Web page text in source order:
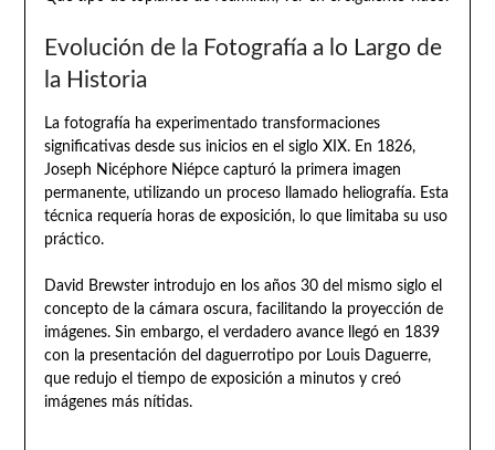
Evolución de la Fotografía a lo Largo de
la Historia
La fotografía ha experimentado transformaciones
significativas desde sus inicios en el siglo XIX. En 1826,
Joseph Nicéphore Niépce capturó la primera imagen
permanente, utilizando un proceso llamado heliografía. Esta
técnica requería horas de exposición, lo que limitaba su uso
práctico.
David Brewster introdujo en los años 30 del mismo siglo el
concepto de la cámara oscura, facilitando la proyección de
imágenes. Sin embargo, el verdadero avance llegó en 1839
con la presentación del daguerrotipo por Louis Daguerre,
que redujo el tiempo de exposición a minutos y creó
imágenes más nítidas.